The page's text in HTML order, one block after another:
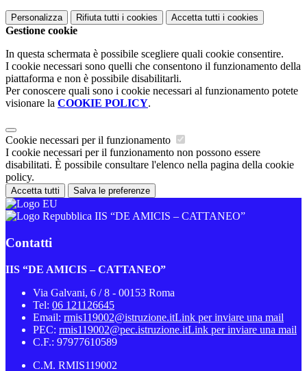
Personalizza Rifiuta tutti i cookies Accetta tutti i cookies
Gestione cookie
In questa schermata è possibile scegliere quali cookie consentire.
I cookie necessari sono quelli che consentono il funzionamento della
piattaforma e non è possibile disabilitarli.
Per conoscere quali sono i cookie necessari al funzionamento potete
visionare la COOKIE POLICY.
Cookie necessari per il funzionamento
I cookie necessari per il funzionamento non possono essere
disabilitati. È possibile consultare l'elenco nella pagina della cookie
policy.
Accetta tutti Salva le preferenze
IIS “DE AMICIS – CATTANEO”
Contatti
IIS “DE AMICIS – CATTANEO”
Via Galvani, 6 / 8 - 00153 Roma
Tel: 06 121126645
Email: rmis119002@istruzione.itLink per inviare una mail
PEC: rmis119002@pec.istruzione.itLink per inviare una mail
C.F.: 97977610589
C.M. RMIS119002